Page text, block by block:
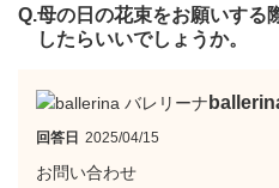
Q.母の日の花束をお願いする
したらいいでしょうか。
回答日 2025/04/15
お問い合わせ